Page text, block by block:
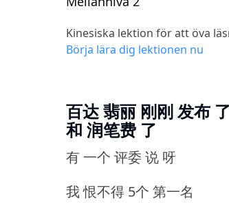
Kinesiska lektion för att öva
Börja lära dig lektionen nu
百达 翡丽 刚刚 发布
和 润笔费 了
有 一个 评委 说 呀
我 恨不得 5个 第一名